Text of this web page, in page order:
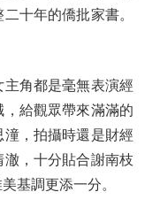
十年的僑批家書。
角都是毫無表演經
給觀眾帶來滿滿的
，拍攝時還是財經
，十分貼合謝南枝
基調更添一分。